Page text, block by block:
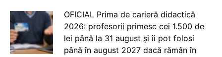
OFICIAL Prima de carieră didactică
2026: profesorii primesc cei 1.500 de
lei până la 31 august și îi pot folosi
până în august 2027 dacă rămân în